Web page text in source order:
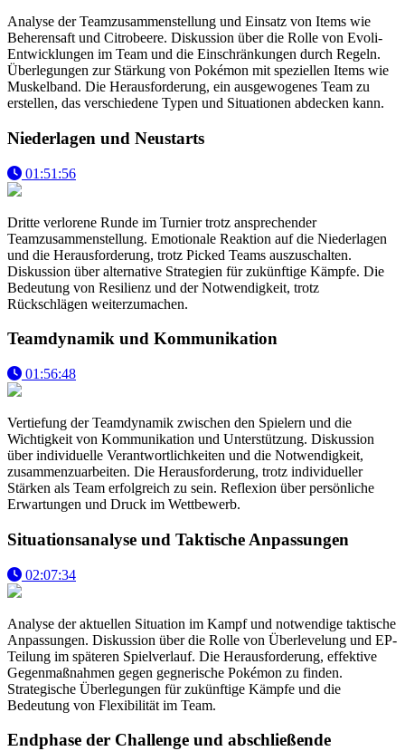
Analyse der Teamzusammenstellung und Einsatz von Items wie
Beherensaft und Citrobeere. Diskussion über die Rolle von Evoli-
Entwicklungen im Team und die Einschränkungen durch Regeln.
Überlegungen zur Stärkung von Pokémon mit speziellen Items wie
Muskelband. Die Herausforderung, ein ausgewogenes Team zu
erstellen, das verschiedene Typen und Situationen abdecken kann.
Niederlagen und Neustarts
01:51:56
Dritte verlorene Runde im Turnier trotz ansprechender
Teamzusammenstellung. Emotionale Reaktion auf die Niederlagen
und die Herausforderung, trotz Picked Teams auszuschalten.
Diskussion über alternative Strategien für zukünftige Kämpfe. Die
Bedeutung von Resilienz und der Notwendigkeit, trotz
Rückschlägen weiterzumachen.
Teamdynamik und Kommunikation
01:56:48
Vertiefung der Teamdynamik zwischen den Spielern und die
Wichtigkeit von Kommunikation und Unterstützung. Diskussion
über individuelle Verantwortlichkeiten und die Notwendigkeit,
zusammenzuarbeiten. Die Herausforderung, trotz individueller
Stärken als Team erfolgreich zu sein. Reflexion über persönliche
Erwartungen und Druck im Wettbewerb.
Situationsanalyse und Taktische Anpassungen
02:07:34
Analyse der aktuellen Situation im Kampf und notwendige taktische
Anpassungen. Diskussion über die Rolle von Überlevelung und EP-
Teilung im späteren Spielverlauf. Die Herausforderung, effektive
Gegenmaßnahmen gegen gegnerische Pokémon zu finden.
Strategische Überlegungen für zukünftige Kämpfe und die
Bedeutung von Flexibilität im Team.
Endphase der Challenge und abschließende